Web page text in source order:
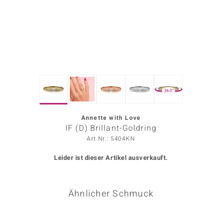
360°
Annette with Love
IF (D) Brillant-Goldring
Art.Nr.: 5404KN
Leider ist dieser Artikel ausverkauft.
Ähnlicher Schmuck